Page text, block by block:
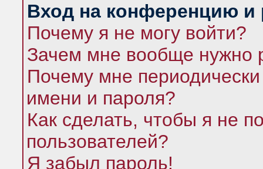
Вход на конференцию и
Почему я не могу войти?
Зачем мне вообще нужно
Почему мне
имени и пароля?
Как сделать, чтобы я не
пользователей?
Я забыл пароль!